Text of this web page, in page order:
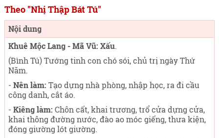
Theo "Nhị Thập Bát Tú"
Nội dung
Khuê Mộc Lang - Mã Vũ: Xấu.
(Bình Tú) Tướng tinh con chó sói, chủ trị ngày Thứ
Năm.
- Nên làm: Tạo dựng nhà phòng, nhập học, ra đi cầu
công danh, cắt áo.
- Kiêng làm: Chôn cất, khai trương, trổ cửa dựng cửa,
khai thông đường nước, đào ao móc giếng, thưa kiện,
đóng giường lót giường.